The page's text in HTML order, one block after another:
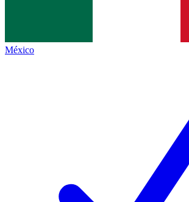
México